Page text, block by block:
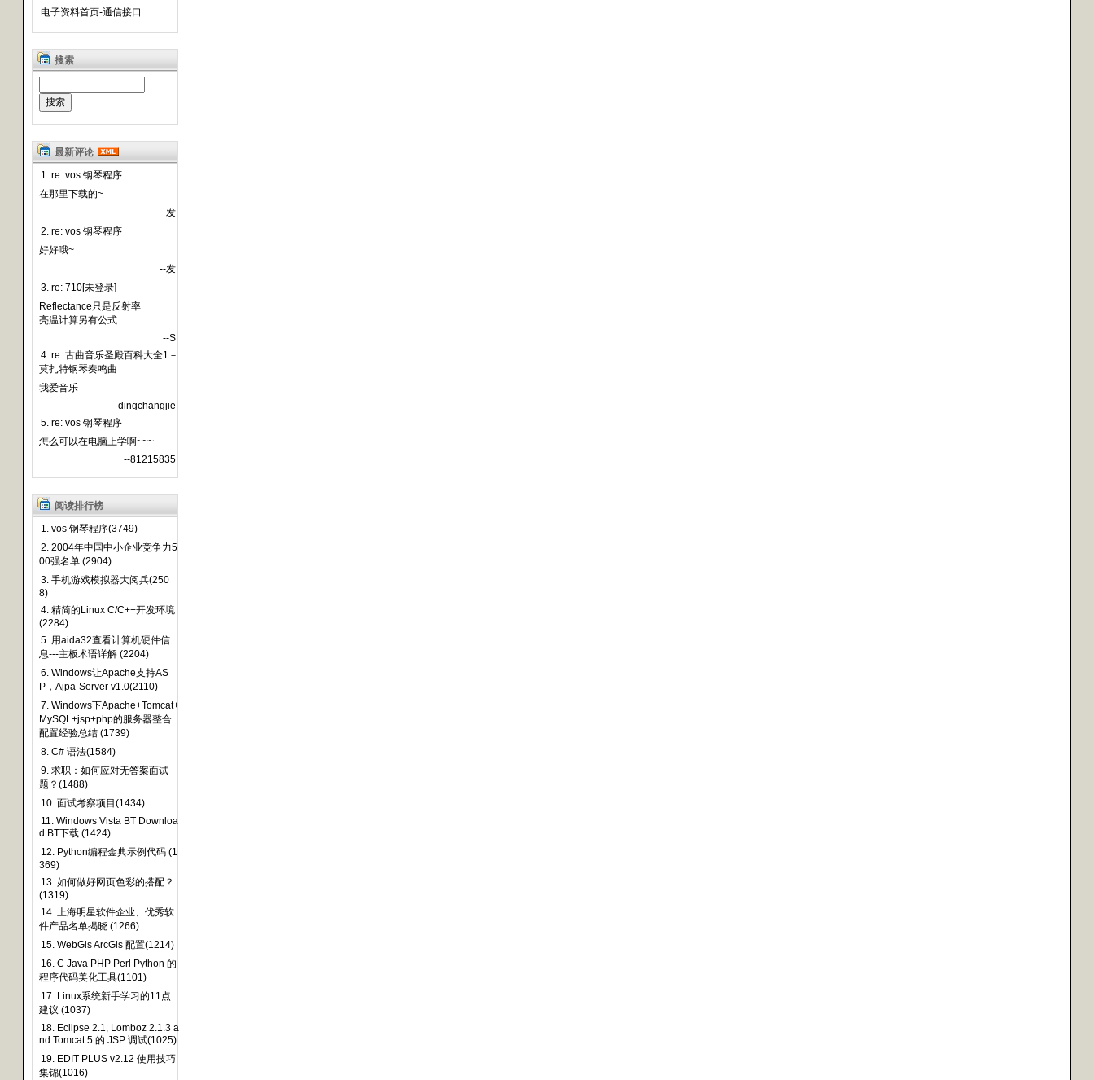
电子资料首页-通信接口
搜索
最新评论
1. re: vos 钢琴程序
在那里下载的~
--发
2. re: vos 钢琴程序
好好哦~
--发
3. re: 710[未登录]
Reflectance只是反射率
亮温计算另有公式
--S
4. re: 古曲音乐圣殿百科大全1－
莫扎特钢琴奏鸣曲
我爱音乐
--dingchangjie
5. re: vos 钢琴程序
怎么可以在电脑上学啊~~~
--81215835
阅读排行榜
1. vos 钢琴程序(3749)
2. 2004年中国中小企业竞争力5
00强名单 (2904)
3. 手机游戏模拟器大阅兵(250
8)
4. 精简的Linux C/C++开发环境
(2284)
5. 用aida32查看计算机硬件信
息---主板术语详解 (2204)
6. Windows让Apache支持AS
P，Ajpa-Server v1.0(2110)
7. Windows下Apache+Tomcat+
MySQL+jsp+php的服务器整合
配置经验总结 (1739)
8. C# 语法(1584)
9. 求职：如何应对无答案面试
题？(1488)
10. 面试考察项目(1434)
11. Windows Vista BT Downloa
d BT下载 (1424)
12. Python编程金典示例代码 (1
369)
13. 如何做好网页色彩的搭配？
(1319)
14. 上海明星软件企业、优秀软
件产品名单揭晓 (1266)
15. WebGis ArcGis 配置(1214)
16. C Java PHP Perl Python 的
程序代码美化工具(1101)
17. Linux系统新手学习的11点
建议 (1037)
18. Eclipse 2.1, Lomboz 2.1.3 a
nd Tomcat 5 的 JSP 调试(1025)
19. EDIT PLUS v2.12 使用技巧
集锦(1016)